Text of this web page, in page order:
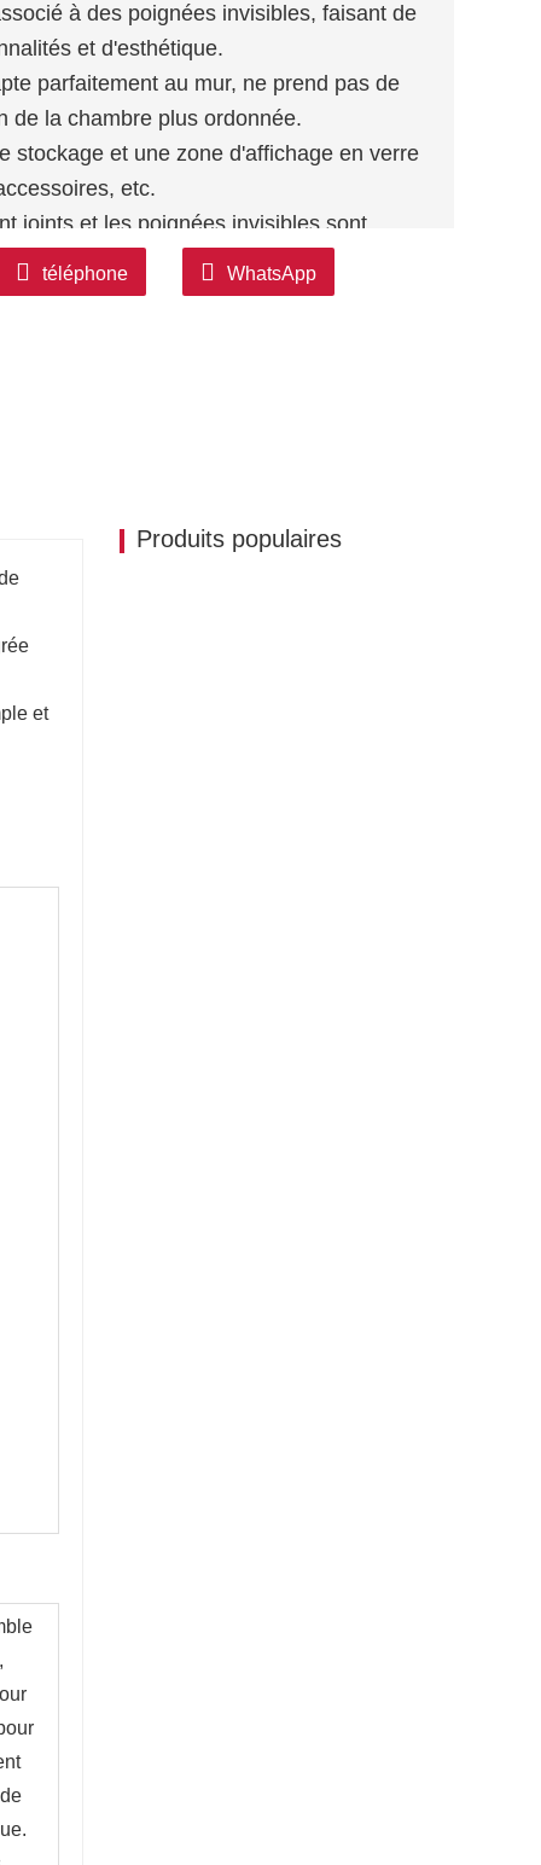
à des poignées invisibles, faisant de
et d'esthétique.
parfaitement au mur, ne prend pas de
de la chambre plus ordonnée.
stockage et une zone d'affichage en verre
etc.
joints et les poignées invisibles sont
et une fermeture lisses.
téléphone WhatsApp
et
Produits populaires